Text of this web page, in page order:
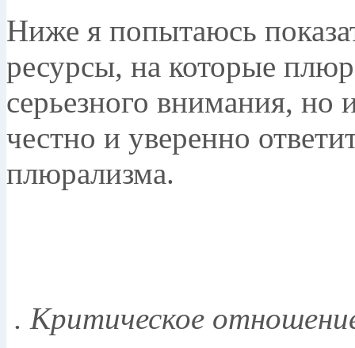
Ниже я попытаюсь
ресурсы, на которые
серьезного внимания,
честно и уверенно
плюрализма.
. Критическое